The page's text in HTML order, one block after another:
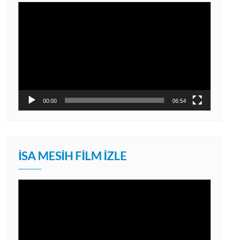
00:00 06:54
İSA MESIH FILM İZLE